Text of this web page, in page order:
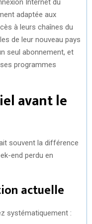
adaptée aux
à leurs chaînes du
de leur nouveau pays
seul abonnement, et
programmes
avant le
souvent la différence
end perdu en
actuelle
systématiquement :